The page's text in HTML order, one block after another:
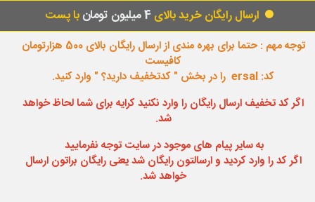
ارسال رایگان خرید بالای4 میلیون تومان با پست
توجه مهم : حتما برای بهره مندی از ارسال رایگان بالای 500 هزارتومان
کافیست
کد: ersal را در بخش " کدتخفیف دارید؟ " وارد کنید.
اگر کد تخفیف ارسال رایگان را وارد نکنید کرایه برای شما لحاظ خواهد
شد.
به سایر پیام های موجود در سایت توجه نفرمایید
اگر کد را وارد کردید و ارسالتون رایگان شد یعنی رایگان براتون ارسال
خواهد شد.